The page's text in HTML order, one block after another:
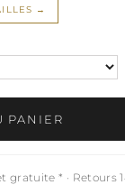
PANIER
gratuite * · Retours